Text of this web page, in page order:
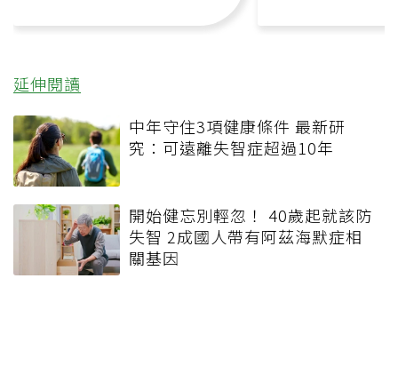
延伸閱讀
中年守住3項健康條件 最新研
究：可遠離失智症超過10年
開始健忘別輕忽！ 40歲起就該防
失智 2成國人帶有阿茲海默症相
關基因